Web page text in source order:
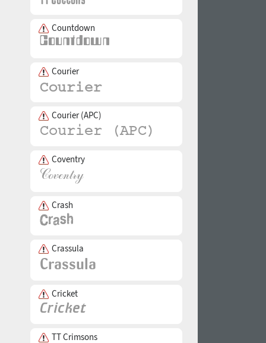
Countdown
Courier
Courier (APC)
Coventry
Crash
Crassula
Cricket
TT Crimsons